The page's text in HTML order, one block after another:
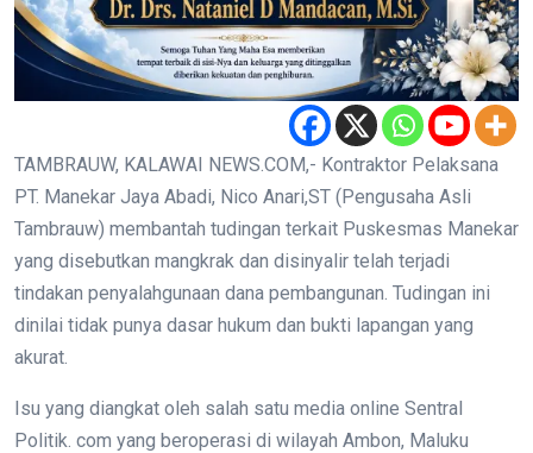
TAMBRAUW, KALAWAI NEWS.COM,- Kontraktor Pelaksana
PT. Manekar Jaya Abadi, Nico Anari,ST (Pengusaha Asli
Tambrauw) membantah tudingan terkait Puskesmas Manekar
yang disebutkan mangkrak dan disinyalir telah terjadi
tindakan penyalahgunaan dana pembangunan. Tudingan ini
dinilai tidak punya dasar hukum dan bukti lapangan yang
akurat.
Isu yang diangkat oleh salah satu media online Sentral
Politik. com yang beroperasi di wilayah Ambon, Maluku